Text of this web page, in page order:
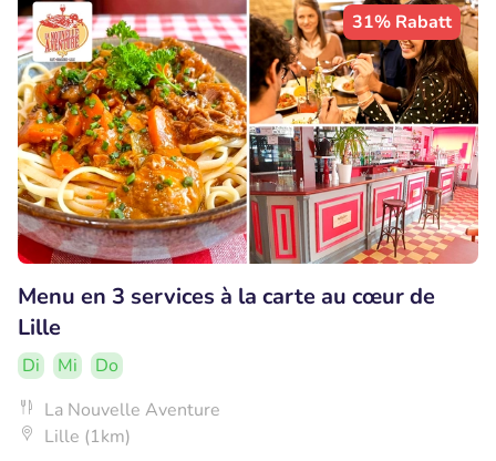
31% Rabatt
Menu en 3 services à la carte au cœur de
Lille
Di Mi
Do
La Nouvelle Aventure
Lille (1km)